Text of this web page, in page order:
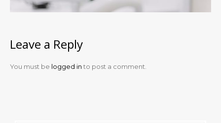
Leave a Reply
You must be logged in to post a comment.